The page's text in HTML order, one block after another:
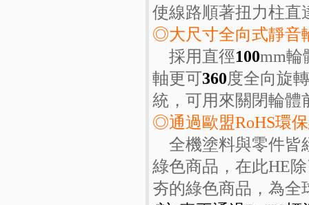
使線路順著扭力柱直
◎大尺寸全向式靜音
採用直徑100mm輪
軸更可360度全向旋
統，可用來關閉輪體
◎通過歐盟RoHS環
全機塗料與零件皆
綠色商品，在此HE
夯的綠色商品，為全